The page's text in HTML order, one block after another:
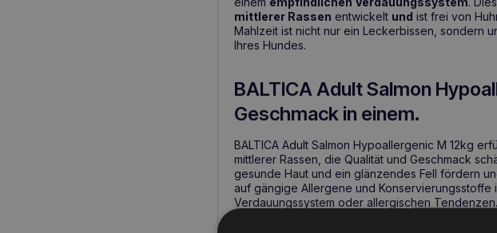
mittlerer Rassen entwickelt und ist frei von
Mahlzeit ist nicht nur ein Leckerbissen, sondern
Ihres Hundes.
BALTICA Adult Salmon
Geschmack in einem.
BALTICA Adult Salmon Hypoallergenic M 12kg
mittlerer Rassen, die Qualität und Geschmack
gesunde Haut und ein glänzendes Fell fördern
auf gängige Allergene und Konservierungsstoffe
Verdauungssystem oder allergischen Tendenzen.